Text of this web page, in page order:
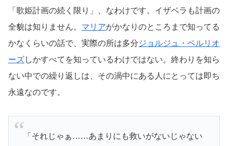
「歌姫計画の続く限り」、なわけです。イザベラも計画の
全貌は知りません。 マリアがかなりのところまで知ってる
かなくらいの話で、実際の所は多分ジョルジュ・ベルリオ
ーズしかすべてを知っているわけではない。終わりを知ら
ない中での繰り返しは、その渦中にある人にとっては即ち
永遠なのです。
「それじゃぁ……あまりにも救いがないじゃない